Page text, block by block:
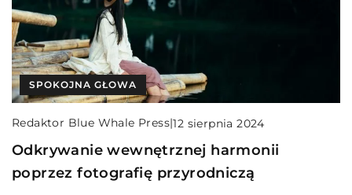
SPOKOJNA GŁOWA
Redaktor Blue Whale Press|12 sierpnia 2024
Odkrywanie wewnętrznej harmonii
poprzez fotografię przyrodniczą